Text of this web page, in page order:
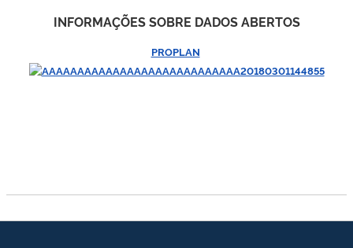
INFORMAÇÕES SOBRE DADOS ABERTOS
PROPLAN